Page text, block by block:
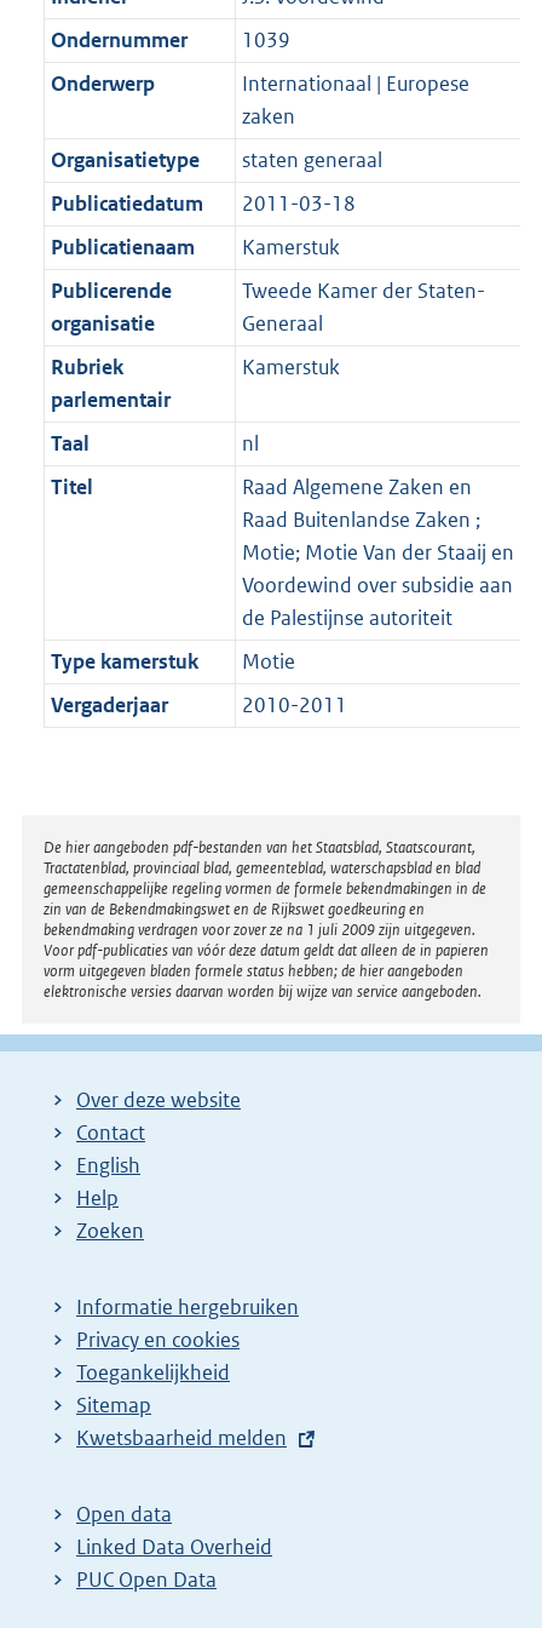
Ondernummer
1039
Onderwerp
Internationaal | Europese
zaken
Organisatietype
staten generaal
Publicatiedatum
2011-03-18
Publicatienaam
Kamerstuk
Publicerende
organisatie
Tweede Kamer der Staten-
Generaal
Rubriek
parlementair
Kamerstuk
Taal
nl
Titel
Raad Algemene Zaken en
Raad Buitenlandse Zaken ;
Motie; Motie Van der Staaij en
Voordewind over subsidie aan
de Palestijnse autoriteit
Type kamerstuk
Motie
Vergaderjaar
2010-2011
Disclaimer
De hier aangeboden pdf-bestanden van het Staatsblad, Staatscourant,
Tractatenblad, provinciaal blad, gemeenteblad, waterschapsblad en blad
gemeenschappelijke regeling vormen de formele bekendmakingen in de
zin van de Bekendmakingswet en de Rijkswet goedkeuring en
bekendmaking verdragen voor zover ze na 1 juli 2009 zijn uitgegeven.
Voor pdf-publicaties van vóór deze datum geldt dat alleen de in papieren
vorm uitgegeven bladen formele status hebben; de hier aangeboden
elektronische versies daarvan worden bij wijze van service aangeboden.
Over deze website
Contact
English
Help
Zoeken
Informatie hergebruiken
Privacy en cookies
Toegankelijkheid
Sitemap
E
t
e
r
Kwetsbaarheid melden
Open data
Linked Data Overheid
PUC Open Data